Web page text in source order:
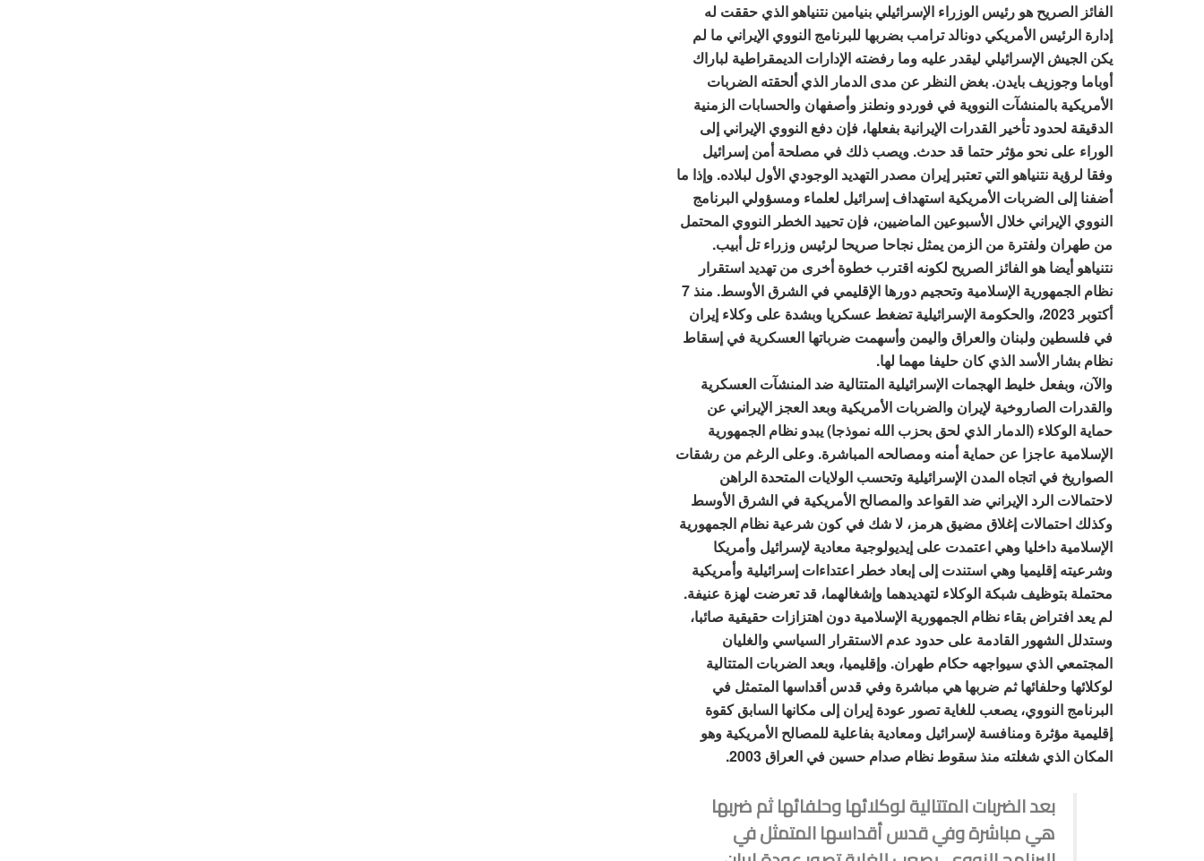
الفائز الصريح هو رئيس الوزراء الإسرائيلي بنيامين نتنياهو الذي حققت له
إدارة الرئيس الأمريكي دونالد ترامب بضربها للبرنامج النووي الإيراني ما لم
يكن الجيش الإسرائيلي ليقدر عليه وما رفضته الإدارات الديمقراطية لباراك
أوباما وجوزيف بايدن. بغض النظر عن مدى الدمار الذي ألحقته الضربات
الأمريكية بالمنشآت النووية في فوردو ونطنز وأصفهان والحسابات الزمنية
الدقيقة لحدود تأخير القدرات الإيرانية بفعلها، فإن دفع النووي الإيراني إلى
الوراء على نحو مؤثر حتما قد حدث. ويصب ذلك في مصلحة أمن إسرائيل
وفقا لرؤية نتنياهو التي تعتبر إيران مصدر التهديد الوجودي الأول لبلاده. وإذا ما
أضفنا إلى الضربات الأمريكية استهداف إسرائيل لعلماء ومسؤولي البرنامج
النووي الإيراني خلال الأسبوعين الماضيين، فإن تحييد الخطر النووي المحتمل
من طهران ولفترة من الزمن يمثل نجاحا صريحا لرئيس وزراء تل أبيب.
نتنياهو أيضا هو الفائز الصريح لكونه اقترب خطوة أخرى من تهديد استقرار
نظام الجمهورية الإسلامية وتحجيم دورها الإقليمي في الشرق الأوسط. منذ 7
أكتوبر 2023، والحكومة الإسرائيلية تضغط عسكريا وبشدة على وكلاء إيران
في فلسطين ولبنان والعراق واليمن وأسهمت ضرباتها العسكرية في إسقاط
نظام بشار الأسد الذي كان حليفا مهما لها.
والآن، وبفعل خليط الهجمات الإسرائيلية المتتالية ضد المنشآت العسكرية
والقدرات الصاروخية لإيران والضربات الأمريكية وبعد العجز الإيراني عن
حماية الوكلاء (الدمار الذي لحق بحزب الله نموذجا) يبدو نظام الجمهورية
الإسلامية عاجزا عن حماية أمنه ومصالحه المباشرة. وعلى الرغم من رشقات
الصواريخ في اتجاه المدن الإسرائيلية وتحسب الولايات المتحدة الراهن
لاحتمالات الرد الإيراني ضد القواعد والمصالح الأمريكية في الشرق الأوسط
وكذلك احتمالات إغلاق مضيق هرمز، لا شك في كون شرعية نظام الجمهورية
الإسلامية داخليا وهي اعتمدت على إيديولوجية معادية لإسرائيل وأمريكا
وشرعيته إقليميا وهي استندت إلى إبعاد خطر اعتداءات إسرائيلية وأمريكية
محتملة بتوظيف شبكة الوكلاء لتهديدهما وإشغالهما، قد تعرضت لهزة عنيفة.
لم يعد افتراض بقاء نظام الجمهورية الإسلامية دون اهتزازات حقيقية صائبا،
وستدلل الشهور القادمة على حدود عدم الاستقرار السياسي والغليان
المجتمعي الذي سيواجهه حكام طهران. وإقليميا، وبعد الضربات المتتالية
لوكلائها وحلفائها ثم ضربها هي مباشرة وفي قدس أقداسها المتمثل في
البرنامج النووي، يصعب للغاية تصور عودة إيران إلى مكانها السابق كقوة
إقليمية مؤثرة ومنافسة لإسرائيل ومعادية بفاعلية للمصالح الأمريكية وهو
المكان الذي شغلته منذ سقوط نظام صدام حسين في العراق 2003.
بعد الضربات المتتالية لوكلائها وحلفائها ثم ضربها
هي مباشرة وفي قدس أقداسها المتمثل في